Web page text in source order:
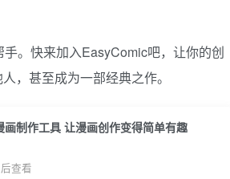
。快来加入EasyComic吧，让你的创
，甚至成为一部经典之作。
制作工具 让漫画创作变得简单有趣
查看